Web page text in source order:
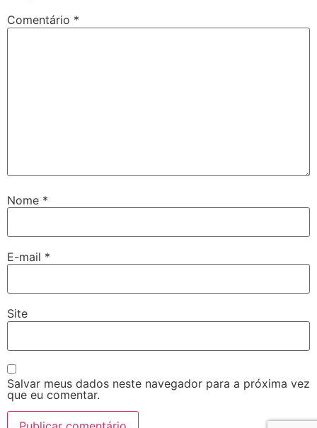
Comentário *
Nome *
E-mail *
Site
Salvar meus dados neste navegador para a próxima vez
que eu comentar.